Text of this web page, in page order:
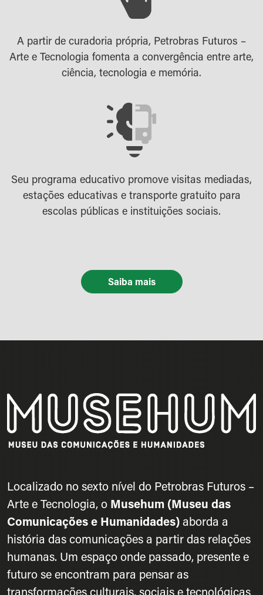
A partir de curadoria própria, Petrobras Futuros –
Arte e Tecnologia fomenta a convergência entre arte,
ciência, tecnologia e memória.
Seu programa educativo promove visitas mediadas,
estações educativas e transporte gratuito para
escolas públicas e instituições sociais.
Saiba mais
Localizado no sexto nível do Petrobras Futuros –
Arte e Tecnologia, o Musehum (Museu das
Comunicações e Humanidades)aborda a
história das comunicações a partir das relações
humanas. Um espaço onde passado, presente e
futuro se encontram para pensar as
transformações culturais, sociais e tecnológicas